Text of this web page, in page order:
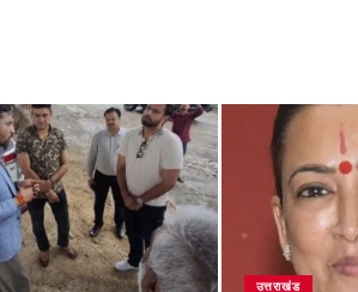
उत्तराखंड